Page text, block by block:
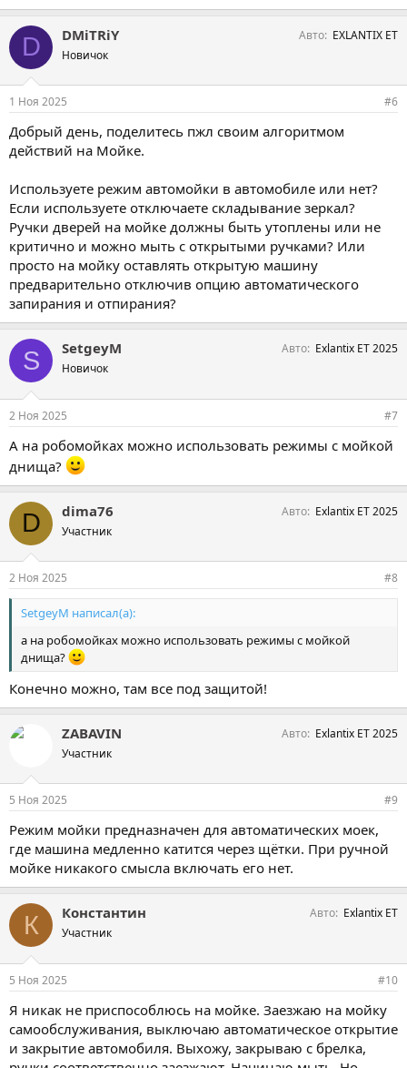
D DMiTRiY
Новичок
Авто EXLANTIX ET
1 Ноя 2025 #6
Добрый день, поделитесь пжл своим алгоритмом
действий на Мойке.
Используете режим автомойки в автомобиле или нет?
Если используете отключаете складывание зеркал?
Ручки дверей на мойке должны быть утоплены или не
критично и можно мыть с открытыми ручками? Или
просто на мойку оставлять открытую машину
предварительно отключив опцию автоматического
запирания и отпирания?
S SetgeyM
Новичок
Авто Exlantix ET 2025
2 Ноя 2025 #7
А на робомойках можно использовать режимы с мойкой
днища?
D dima76
Участник
Авто Exlantix ET 2025
2 Ноя 2025 #8
SetgeyM написал(а):
а на робомойках можно использовать режимы с мойкой
днища?
Конечно можно, там все под защитой!
ZABAVIN
Участник
Авто Exlantix ET 2025
5 Ноя 2025 #9
Режим мойки предназначен для автоматических моек,
где машина медленно катится через щётки. При ручной
мойке никакого смысла включать его нет.
К Константин
Участник
Авто Exlantix ET
5 Ноя 2025 #10
Я никак не приспособлюсь на мойке. Заезжаю на мойку
самообслуживания, выключаю автоматическое открытие
и закрытие автомобиля. Выхожу, закрываю с брелка,